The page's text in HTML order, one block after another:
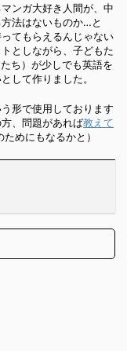
ンガ大好き人間が、中
法はないものか…と
てもらえるんじゃない
としながら、子どもた
ち）が少しでも英語を
して作りました。
形で使用しております
、問題があれば教えて
めにもなるかと）